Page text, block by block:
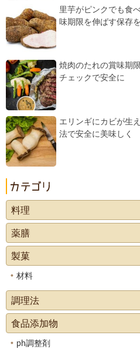
里芋がピンクでも食
味期限を伸ばす保存を
焼肉のたれの賞味期
チェックで安全に
エリンギにカビが生
法で安全に美味しく
料理
薬膳
製菓
材料
調理法
食品添加物
ph調整剤